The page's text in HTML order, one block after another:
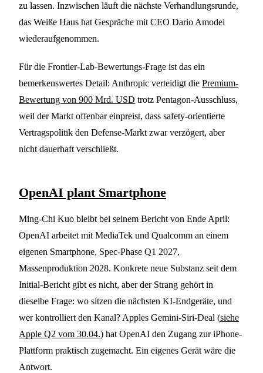
zu lassen. Inzwischen läuft die nächste Verhandlungsrunde,
das Weiße Haus hat Gespräche mit CEO Dario Amodei
wiederaufgenommen.
Für die Frontier-Lab-Bewertungs-Frage ist das ein
bemerkenswertes Detail: Anthropic verteidigt die Premium-
Bewertung von 900 Mrd. USD trotz Pentagon-Ausschluss,
weil der Markt offenbar einpreist, dass safety-orientierte
Vertragspolitik den Defense-Markt zwar verzögert, aber
nicht dauerhaft verschließt.
OpenAI plant Smartphone
Ming-Chi Kuo bleibt bei seinem Bericht von Ende April:
OpenAI arbeitet mit MediaTek und Qualcomm an einem
eigenen Smartphone, Spec-Phase Q1 2027,
Massenproduktion 2028. Konkrete neue Substanz seit dem
Initial-Bericht gibt es nicht, aber der Strang gehört in
dieselbe Frage: wo sitzen die nächsten KI-Endgeräte, und
wer kontrolliert den Kanal? Apples Gemini-Siri-Deal (siehe
Apple Q2 vom 30.04.) hat OpenAI den Zugang zur iPhone-
Plattform praktisch zugemacht. Ein eigenes Gerät wäre die
Antwort.